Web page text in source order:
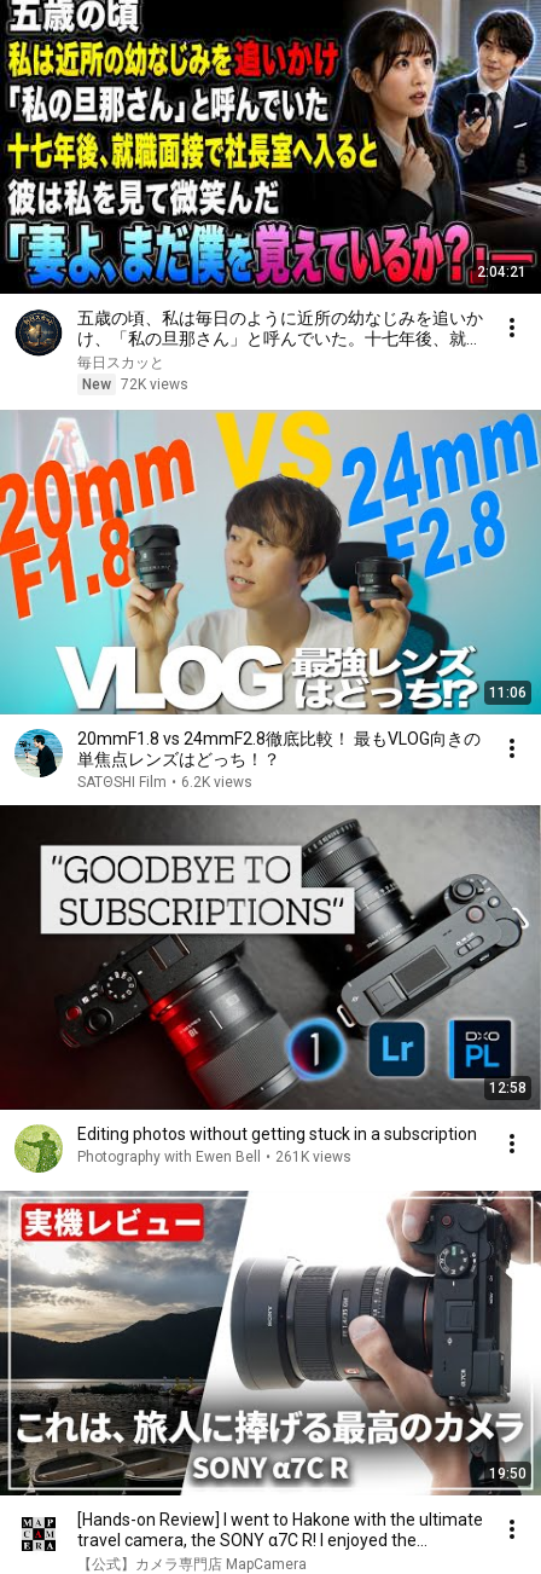
2:04:21
五歳の頃、私は毎日のように近所の幼なじみを追いか
け、「私の旦那さん」と呼んでいた。十七年後、就職
面接で社長室へ入ると、彼は私を見て微笑んだ。「妻
よ、まだ僕を覚えているか？」――
毎日スカッと
New 72K views
11:06
20mmF1.8 vs 24mmF2.8徹底比較！ 最もVLOG向きの
単焦点レンズはどっち！？
SATΘSHI Film • 6.2K views
12:58
Editing photos without getting stuck in a subscription
Photography with Ewen Bell • 261K views
19:50
[Hands-on Review] I went to Hakone with the ultimate
travel camera, the SONY α7C R! I enjoyed the...
【公式】カメラ専門店 MapCamera